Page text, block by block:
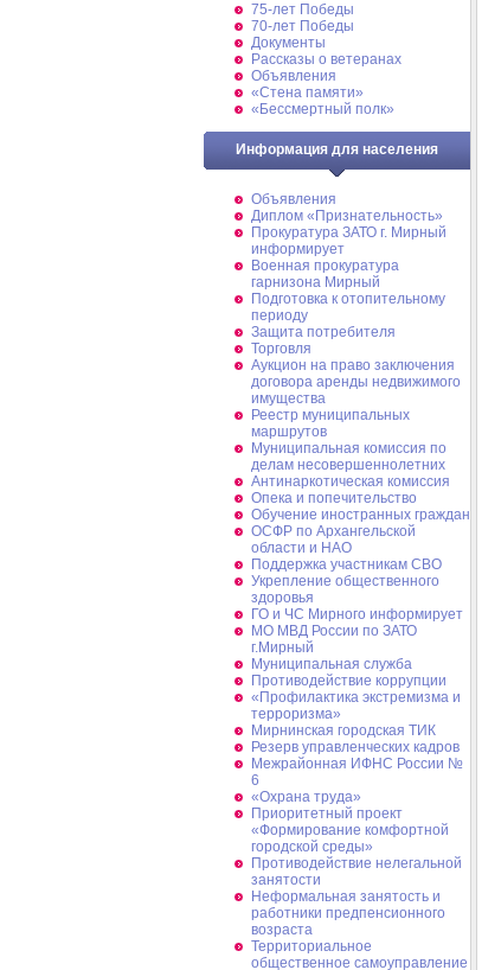
75-лет Победы
70-лет Победы
Документы
Рассказы о ветеранах
Объявления
«Стена памяти»
«Бессмертный полк»
Информация для населения
Объявления
Диплом «Признательность»
Прокуратура ЗАТО г. Мирный
информирует
Военная прокуратура
гарнизона Мирный
Подготовка к отопительному
периоду
Защита потребителя
Торговля
Аукцион на право заключения
договора аренды недвижимого
имущества
Реестр муниципальных
маршрутов
Муниципальная комиссия по
делам несовершеннолетних
Антинаркотическая комиссия
Опека и попечительство
Обучение иностранных граждан
ОСФР по Архангельской
области и НАО
Поддержка участникам СВО
Укрепление общественного
здоровья
ГО и ЧС Мирного информирует
МО МВД России по ЗАТО
г.Мирный
Муниципальная cлужба
Противодействие коррупции
«Профилактика экстремизма и
терроризма»
Мирнинская городская ТИК
Резерв управленческих кадров
Межрайонная ИФНС России №
6
«Охрана труда»
Приоритетный проект
«Формирование комфортной
городской среды»
Противодействие нелегальной
занятости
Неформальная занятость и
работники предпенсионного
возраста
Территориальное
общественное самоуправление